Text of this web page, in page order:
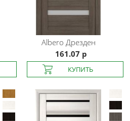
Albero Дрезден
161.07 р